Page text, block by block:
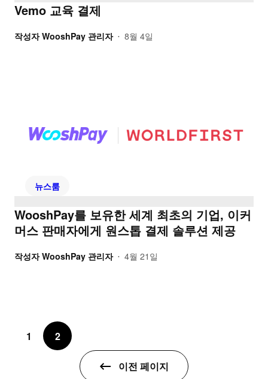
Vemo 교육 결제
작성자 WooshPay 관리자 • 8월 4일
뉴스룸
WooshPay를 보유한 세계 최초의 기업, 이커
머스 판매자에게 원스톱 결제 솔루션 제공
작성자 WooshPay 관리자 • 4월 21일
1 2
이전 페이지